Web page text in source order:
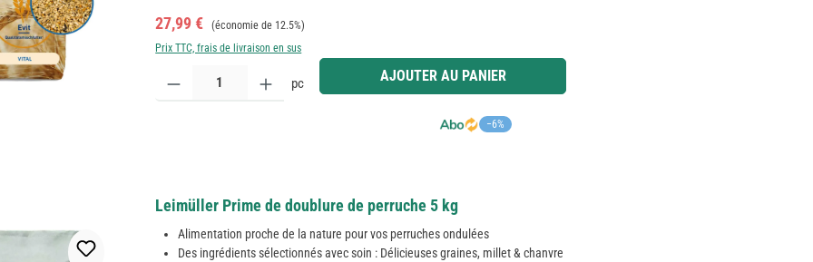
Prix de vente :
27,99 € Prix régulier :
(économie de 12.5%)
Prix TTC, frais de livraison en sus
−6%
Quantité de produit : Entrez la quantité souhaitée ou utilisez les boutons pour augmenter ou diminuer la quantité.
pc AJOUTER AU PANIER
Leimüller Prime de doublure de perruche 5 kg
Alimentation proche de la nature pour vos perruches ondulées
Des ingrédients sélectionnés avec soin : Délicieuses graines, millet & chanvre